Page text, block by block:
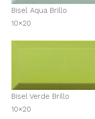
Bisel Aqua Brillo
10×20
Bisel Verde Brillo
10×20